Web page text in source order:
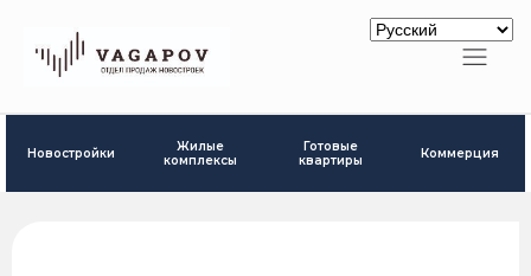
Новостройки
Жилые
комплексы
Готовые
квартиры
Коммерция